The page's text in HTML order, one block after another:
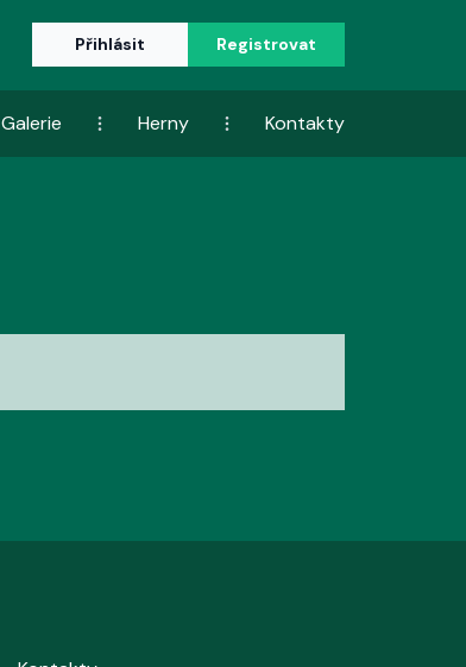
Přihlásit Registrovat
Galerie Herny Kontakty